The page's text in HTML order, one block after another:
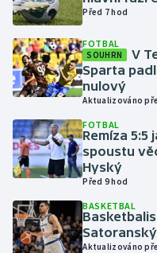
Jezdectví
Krasobruslení
Lyže a snowboard
Před 7 hod
FOTBAL
SOUHRN
V
Sparta
nulový
Aktualizováno
FOTBAL
Remíza 5:5
spoustu
Hyský
Před 9 hod
BASKETBAL
Aktualizováno